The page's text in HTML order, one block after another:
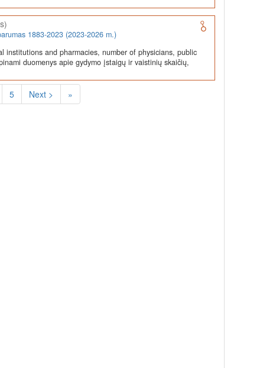
1883-2023 (2023-2026 m.)
institutions and pharmacies, number of physicians, public
duomenys apie gydymo įstaigų ir vaistinių skaičių,
5 Next > »